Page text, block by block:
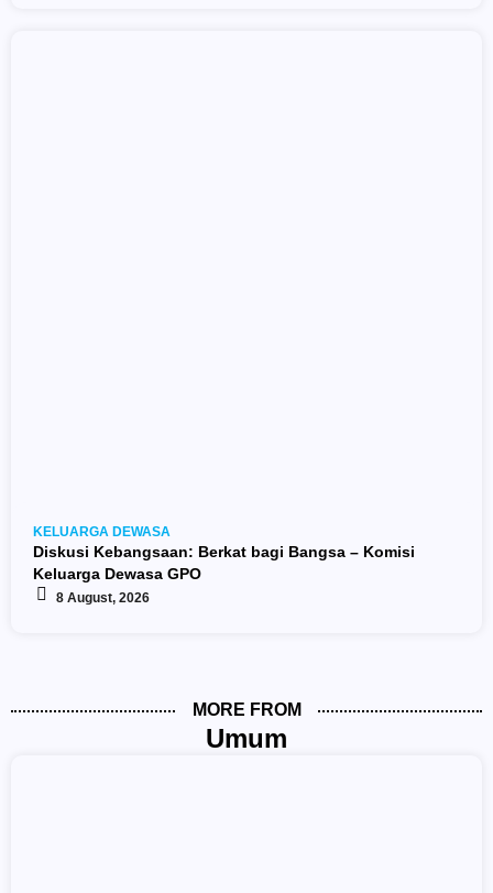
KELUARGA DEWASA
Diskusi Kebangsaan: Berkat bagi Bangsa – Komisi
Keluarga Dewasa GPO
8 August, 2026
MORE FROM
Umum